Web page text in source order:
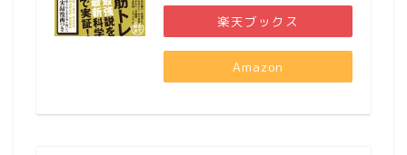
楽天ブックス
Amazon